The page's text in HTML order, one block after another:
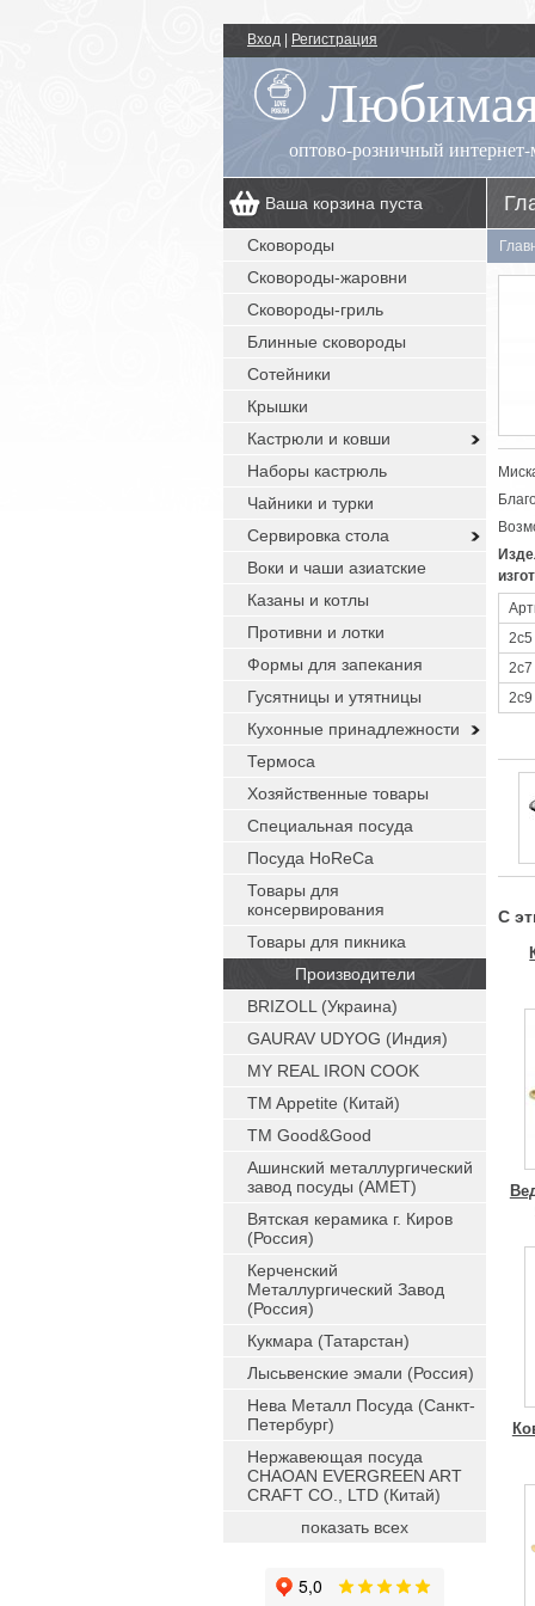
Вход Регистрация
оптово-розничный
Ваша корзина пуста
+7 (495) 518-55-89
заказы с сайта: круглосуточно без
2с5
2с7
2с9
С
Сковороды
Сковороды-жаровни
Сковороды-гриль
Блинные сковороды
Сотейники
Крышки
Кастрюли и ковши
Наборы кастрюль
Чайники и турки
Сервировка стола
Воки и чаши азиатские
Казаны и котлы
Противни и лотки
Формы для запекания
Гусятницы и утятницы
Кухонные принадлежности
Термоса
Хозяйственные товары
Специальная посуда
Посуда HoReCa
Товары для
консервирования
Товары для пикника
Производители
BRIZOLL (Украина)
GAURAV UDYOG (Индия)
MY REAL IRON COOK
TM Appetite (Китай)
TM Good&Good
Ашинский металлургический
завод посуды (АМЕТ)
Вятская керамика г. Киров
(Россия)
Керченский
Металлургический Завод
(Россия)
Кукмара (Татарстан)
Лысьвенские эмали (Россия)
Нева Металл Посуда (Санкт-
Петербург)
Нержавеющая посуда
CHAOAN EVERGREEN ART
CRAFT CO., LTD (Китай)
показать всех